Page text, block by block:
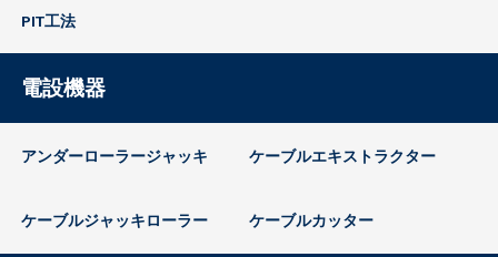
PIT工法
電設機器
アンダーローラージャッキ ケーブルエキストラクター
ケーブルジャッキローラー ケーブルカッター